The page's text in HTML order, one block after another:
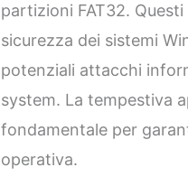
partizioni FAT32.
sicurezza dei sistemi
potenziali attacchi
system. La tempestiva
fondamentale per
operativa.